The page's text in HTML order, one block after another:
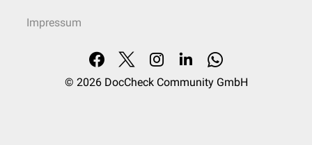
Impressum
© 2026 DocCheck Community GmbH